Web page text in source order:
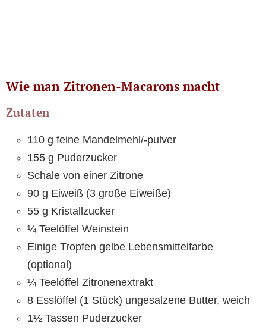
Wie man Zitronen-Macarons macht
Zutaten
110 g feine Mandelmehl/-pulver
155 g Puderzucker
Schale von einer Zitrone
90 g Eiweiß (3 große Eiweiße)
55 g Kristallzucker
¼ Teelöffel Weinstein
Einige Tropfen gelbe Lebensmittelfarbe
(optional)
¼ Teelöffel Zitronenextrakt
8 Esslöffel (1 Stück) ungesalzene Butter, weich
1½ Tassen Puderzucker